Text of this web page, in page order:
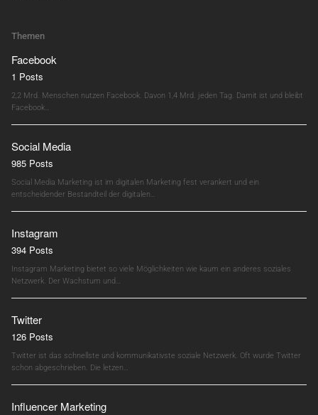
Themen
Facebook
1 Posts
2,2 Mrd. Menschen nutzen Facebook. Davon 1,4 Mrd. jeden Tag. Damit ist und bleibt
Facebook…
Social Media
985 Posts
Social Media Marketing ist im digitalen Marketing fest verankert und ein
entscheidender Bestandteil der digitalen…
Instagram
394 Posts
Instagram Marketing bietet so viele Möglichkeiten wie kaum ein anderes soziales
Netzwerk. Der Wachstum und…
Twitter
126 Posts
Twitter ist das schnellste und kommunikativste soziale Netzwerk. Oft wurde Twitter
schon abgeschrieben. Die letzen…
Influencer Marketing